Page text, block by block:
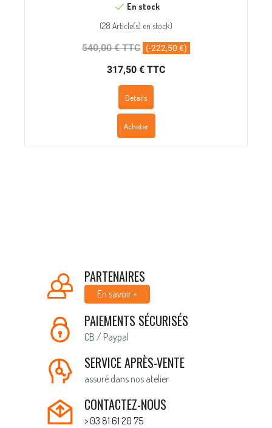
En stock
(28 Article(s) en stock)
540,00 € TTC (-222,50 €)
317,50 € TTC
Details
Acheter
PARTENAIRES
En savoir +
PAIEMENTS SÉCURISÉS
CB / Paypal
SERVICE APRÈS-VENTE
assuré dans nos atelier
CONTACTEZ-NOUS
> 03 81 61 20 75